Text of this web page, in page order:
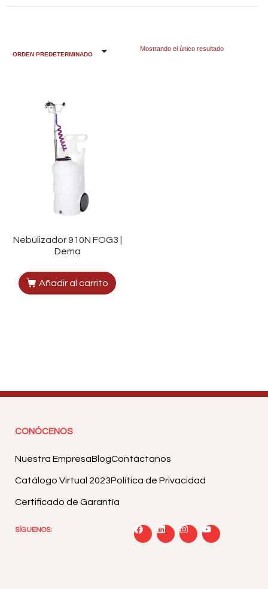
Mostrando el único resultado
Nebulizador 910N FOG3 |
Dema
Añadir al carrito
CONÓCENOS
Nuestra EmpresaBlogContáctanos
Catálogo Virtual 2023Política de Privacidad
Certificado de Garantía
SÍGUENOS: